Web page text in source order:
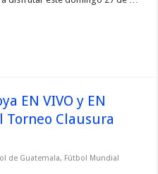
EN VIVO y EN
Torneo Clausura
de Guatemala, Fútbol Mundial